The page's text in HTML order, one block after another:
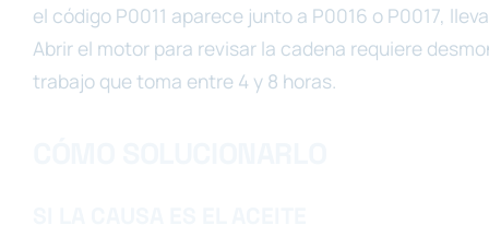
el código P0011 aparece junto a P0016 o P0017,
Abrir el motor para revisar la cadena requiere
trabajo que toma entre 4 y 8 horas.